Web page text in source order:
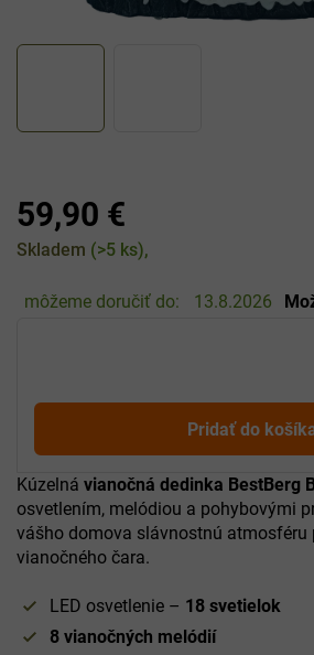
59,90 €
Jednotková
Skladem (>5 ks)
môžeme doručiť do: 13.8.2026
Pridať do
Kúzelná vianočná dedinka BestBerg
osvetlením, melódiou a pohybovými
vášho domova slávnostnú atmosféru
vianočného čara.
LED osvetlenie – 18 svetielok
8 vianočných melódií